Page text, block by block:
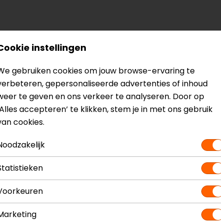
met zacht D-schuim aan de binnenkant
gecertificeerd volgens EN 13634
dancontactmet ons op of kom langs in één van
je het product bekijken & passen en staan onze
instellingen
gebruiken cookies om jouw browse-ervaring te
gepersonaliseerde advertenties of inhoud
te geven en ons verkeer te analyseren. Door op
accepteren’ te klikken, stem je in met ons gebruik
cookies.